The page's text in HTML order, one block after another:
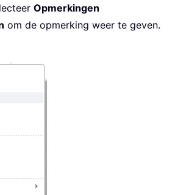
Opmerkingen
om de opmerking weer te geven.